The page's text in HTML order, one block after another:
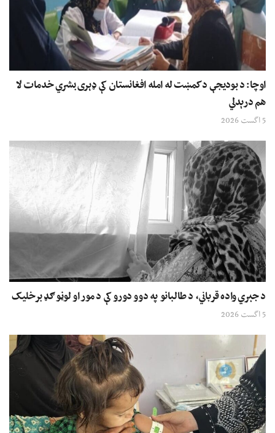
اوچا: د بودیجې د کمښت له امله افغانستان کې ډېری بشري خدمات لا
هم درېدلي
5 اگست 2026
د جبري واده قرباني، د طالبانو په دوو دورو کې د مور او لوڼو ګډ برخلیک
5 اگست 2026